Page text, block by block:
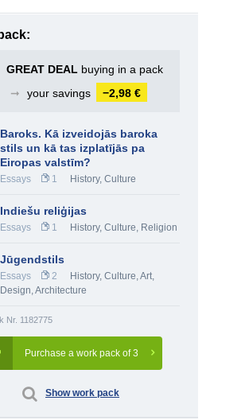
GREAT DEAL buying in a pack
➞
your savings −2,98 €
Baroks. Kā izveidojās baroka
stils un kā tas izplatījās pa
Eiropas valstīm?
Essays 1 History, Culture
Indiešu reliģijas
Essays 1 History, Culture, Religion
Jūgendstils
Essays 2 History, Culture,Art,
Design, Architecture
Nr. 1182775
Purchase a work pack of 3
Show work pack